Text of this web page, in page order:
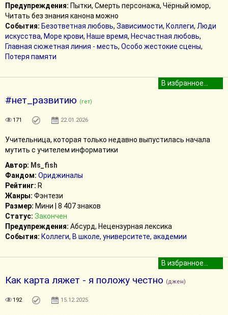
Предупреждения: Пытки, Смерть персонажа, Чёрный юмор,
Читать без знания канона можно
События: Безответная любовь, Зависимости, Коллеги, Люди
искусства, Море крови, Наше время, Несчастная любовь,
Главная сюжетная линия - месть, Особо жестокие сцены,
Потеря памяти
#нет_развитию (гет)
171 22.01.2026
Учительница, которая только недавно выпустилась начала
мутить с учителем информатики
Автор: Ms_fish
Фандом: Ориджиналы
Рейтинг: R
Жанры: Фэнтези
Размер: Мини | 8 407 знаков
Статус: Закончен
Предупреждения: Абсурд, Нецензурная лексика
События: Коллеги, В школе, университете, академии
Как карта ляжет - я положу честно (джен)
192 15.12.2025